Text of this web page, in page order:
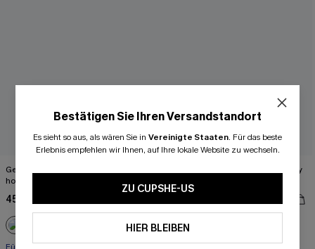
Gewickeltes Bikinioberteil &
hochgeschnittene Bikinihose
45,00 €
+2
Braunes Twist-Bikini-Oberteil & Ditsy
Bestätigen Sie Ihren Versandstandort
Es sieht so aus, als wären Sie in Vereinigte Staaten. Für das beste
Erlebnis empfehlen wir Ihnen, auf Ihre lokale Website zu wechseln.
ZU CUPSHE-US
HIER BLEIBEN